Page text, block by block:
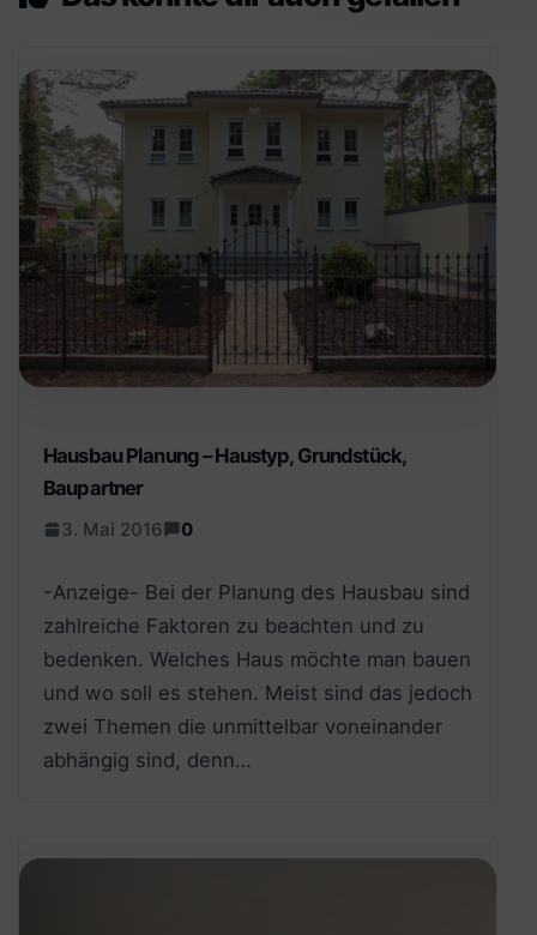
Hausbau Planung – Haustyp, Grundstück,
Baupartner
3. Mai 2016 0
-Anzeige- Bei der Planung des Hausbau sind
zahlreiche Faktoren zu beachten und zu
bedenken. Welches Haus möchte man bauen
und wo soll es stehen. Meist sind das jedoch
zwei Themen die unmittelbar voneinander
abhängig sind, denn…